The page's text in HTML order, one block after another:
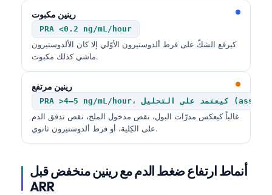
رينين مكبوت
PRA <0.2 ng/mL/hour
كيرفع الشكّ على فرط ألدوستيرون الأوّلي إلا كان الألدوستيرون
ماشي كذلك مكبوت.
رينين مرتفع
PRA >4–5 ng/mL/hour، كيعتمد على التحليل (assay)
غالباً كيعكس مدرّات البول، نقص مدخول الملح، نقص تدفق الدم
على الكِلية، أو فرط ألدوستيرون ثانوي.
أنماط ارتفاع ضغط الدم مع رينين منخفض قبل
ARR